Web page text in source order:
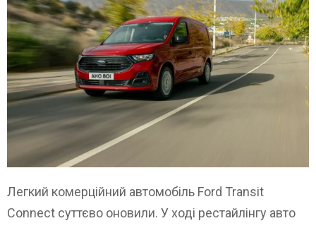
Легкий комерційний автомобіль Ford Transit
Connect суттєво оновили. У ході рестайлінгу авто